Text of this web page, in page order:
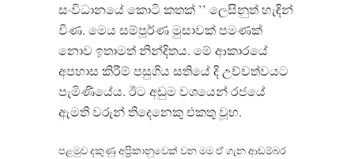
සංවිධානයේ කොටි කතක් ’’ ලෙසිනුත් හැඳින්
විණ. මෙය සම්පූර්ණ මුසාවක් පමණක්
නොව ඉතාමත් නින්දිතය. මේ ආකාරයේ
අපහාස කිරීම් පසුගිය සතියේ දි උච්චත්වයට
පැමිණියේය. ඊට අඩුම වශයෙන් රජයේ
ඇමති වරුන් තිදෙනෙකු එකතු වූහ.
පළමුව දකුණූ අප්‍රිකානුවෙක් වන මම ඒ ගැන ආඩම්බර